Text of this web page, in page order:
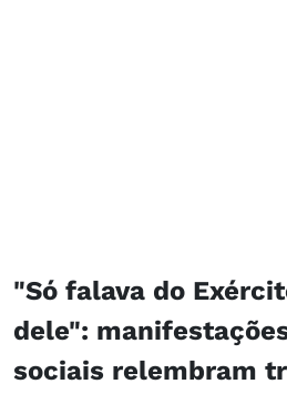
"Só falava do
dele":
sociais relembram